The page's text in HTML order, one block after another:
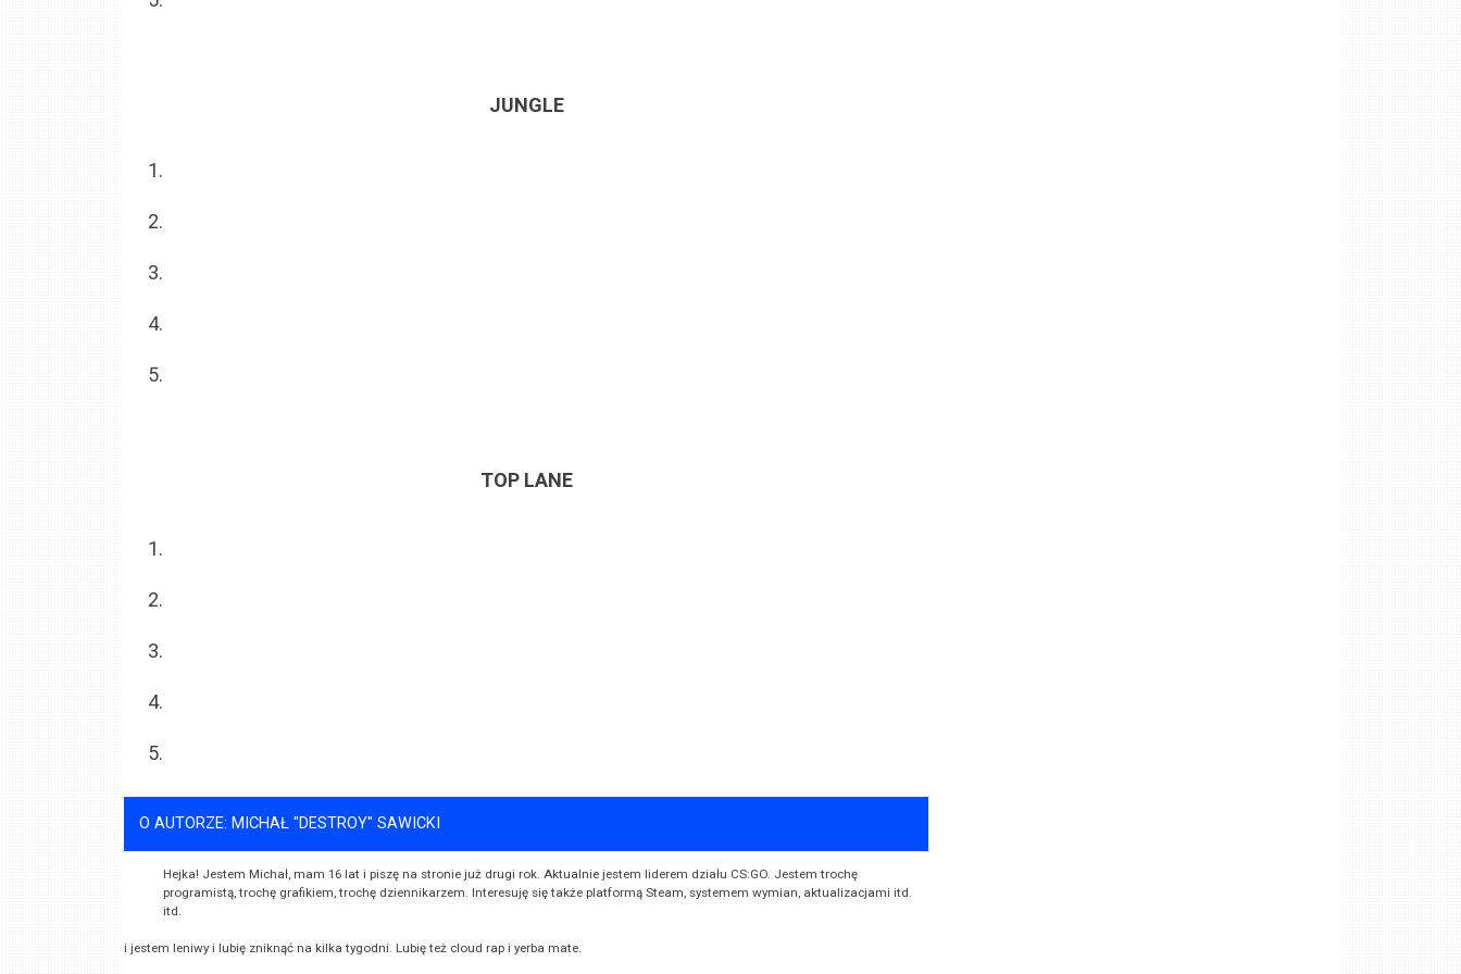
JUNGLE
TOP LANE
O AUTORZE: MICHAŁ "DESTROY" SAWICKI
Hejka! Jestem Michał, mam 16 lat i piszę na stronie już drugi rok. Aktualnie jestem liderem działu CS:GO. Jestem trochę
programistą, trochę grafikiem, trochę dziennikarzem. Interesuję się także platformą Steam, systemem wymian, aktualizacjami itd.
itd.
i jestem leniwy i lubię zniknąć na kilka tygodni. Lubię też cloud rap i yerba mate.